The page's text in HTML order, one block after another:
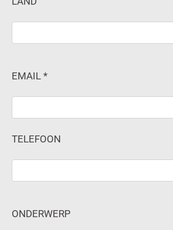
EMAIL *
TELEFOON
ONDERWERP